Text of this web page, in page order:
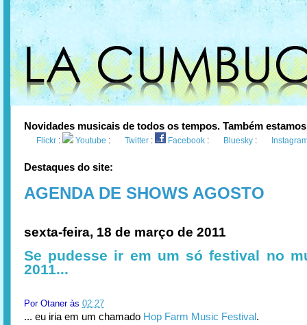
Novidades musicais de todos os tempos. Também
Flickr : Youtube : Twitter : Facebook : Bluesky :
Destaques do site:
AGENDA DE SHOWS AGOSTO
sexta-feira, 18 de março de 2011
Se pudesse ir em um só festival no
2011...
Por Otaner às 02:27
... eu iria em um chamado Hop Farm Music Festival.